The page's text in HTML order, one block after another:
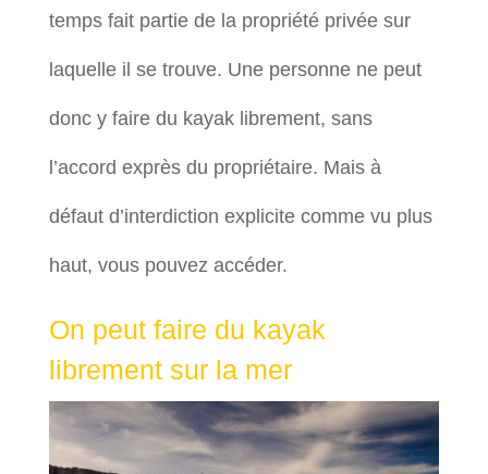
temps fait partie de la propriété privée sur
laquelle il se trouve. Une personne ne peut
donc y faire du kayak librement, sans
l’accord exprès du propriétaire. Mais à
défaut d’interdiction explicite comme vu plus
haut, vous pouvez accéder.
On peut faire du kayak
librement sur la mer